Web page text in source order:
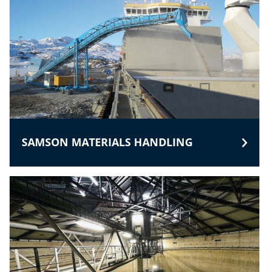
SAMSON MATERIALS HANDLING